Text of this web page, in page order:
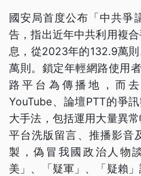
國安局首度公布「中共爭
告，指出近年中共利用複
息，從2023年的132.9萬
萬則。鎖定年輕網路使用
路平台為傳播地，而
YouTube、論壇PTT的爭
大手法，包括運用大量異
平台洗版留言、推播影音
製，偽冒我國政治人物
美」、「疑軍」、「疑賴